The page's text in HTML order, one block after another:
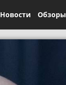
Новости Обзоры